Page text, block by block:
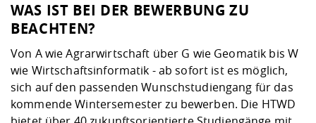
WAS IST BEI DER BEWERBUNG ZU
BEACHTEN?
Von A wie Agrarwirtschaft über G wie Geomatik bis W
wie Wirtschaftsinformatik - ab sofort ist es möglich,
sich auf den passenden Wunschstudiengang für das
kommende Wintersemester zu bewerben. Die HTWD